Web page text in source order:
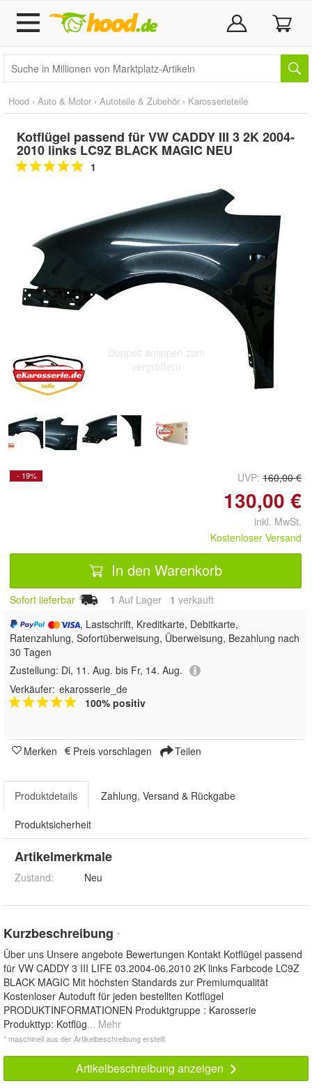
Hood › Auto & Motor › Autoteile & Zubehör › Karosserieteile
Kotflügel passend für VW CADDY III 3 2K 2004-
2010 links LC9Z BLACK MAGIC NEU
1
Doppelt antippen zum
vergrößern
- 19% UVP: 160,00 €
130,00 €
inkl. MwSt.
Kostenloser Versand
In den Warenkorb
Sofort lieferbar 1 Auf Lager 1 verkauft
, Lastschrift, Kreditkarte, Debitkarte,
Ratenzahlung, Sofortüberweisung, Überweisung, Bezahlung nach
30 Tagen
Zustellung: Di, 11. Aug. bis Fr, 14. Aug.
Verkäufer: ekarosserie_de
100% positiv
Merken Preis vorschlagen Teilen
Produktdetails Zahlung, Versand & Rückgabe
Produktsicherheit
Artikelmerkmale
Zustand: Neu
Kurzbeschreibung *
Über uns Unsere angebote Bewertungen Kontakt Kotflügel passend
für VW CADDY 3 III LIFE 03.2004-06.2010 2K links Farbcode LC9Z
BLACK MAGIC Mit höchsten Standards zur Premiumqualität
Kostenloser Autoduft für jeden bestellten Kotflügel
PRODUKTINFORMATIONEN Produktgruppe : Karosserie
Produkttyp: Kotflüg... Mehr
* maschinell aus der Artikelbeschreibung erstellt
Artikelbeschreibung anzeigen